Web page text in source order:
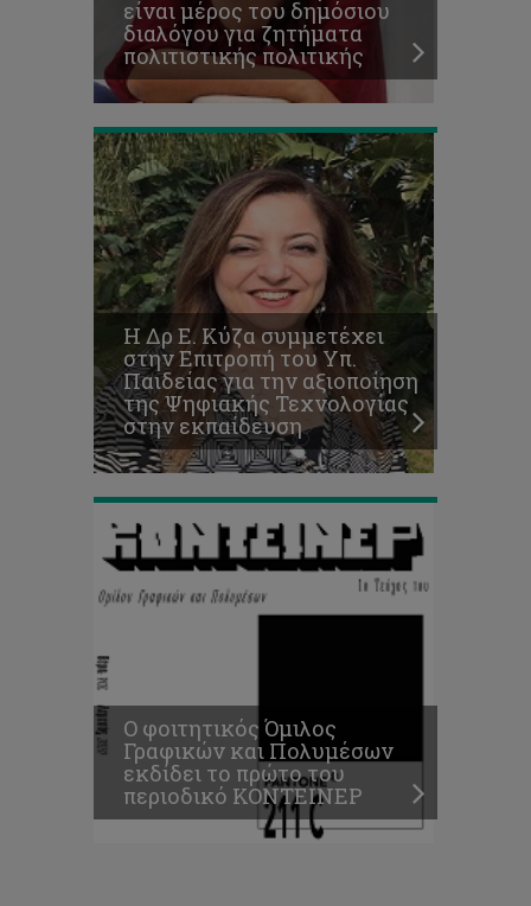
είναι μέρος του δημόσιου
διαλόγου για ζητήματα
πολιτιστικής πολιτικής
Ψηφιακής
Τεχνολογίας
στην
εκπαίδευση
Η Δρ Ε. Κύζα συμμετέχει
στην Επιτροπή του Υπ.
Παιδείας για την αξιοποίηση
της Ψηφιακής Τεχνολογίας
στην εκπαίδευση
Ο
φοιτητικός
Όμιλος
Γραφικών
και
Πολυμέσων
εκδίδει
το
πρώτο
του
περιοδικό
ΚΟΝΤΕΙΝΕΡ
Ο φοιτητικός Όμιλος
Γραφικών και Πολυμέσων
εκδίδει το πρώτο του
περιοδικό ΚΟΝΤΕΙΝΕΡ